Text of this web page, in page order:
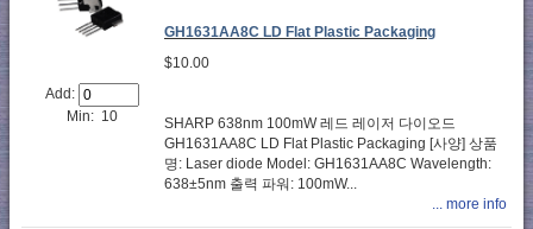
Add:
Min: 10
GH1631AA8C LD Flat Plastic Packaging
$10.00
SHARP 638nm 100mW 레드 레이저 다이오드
GH1631AA8C LD Flat Plastic Packaging [사양] 상품
명: Laser diode Model: GH1631AA8C Wavelength:
638±5nm 출력 파워: 100mW...
... more info